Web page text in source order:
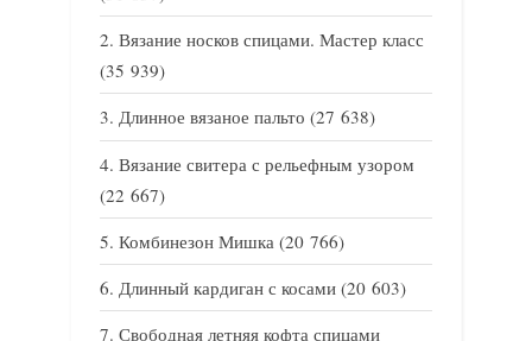
Вязание носков спицами. Мастер класс
(35 939)
Длинное вязаное пальто (27 638)
Вязание свитера с рельефным узором
(22 667)
Комбинезон Мишка (20 766)
Длинный кардиган с косами (20 603)
Свободная летняя кофта спицами